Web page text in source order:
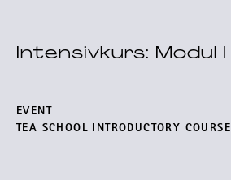
Intensivkurs: Modul I
EVENT
TEA SCHOOL INTRODUCTORY COURSE